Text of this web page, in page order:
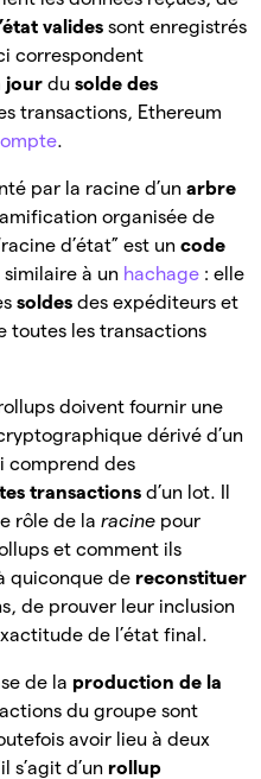
valides sont enregistrés
correspondent
jour du solde des
transactions, Ethereum
.
par la racine d’un arbre
organisée de
d’état” est un code
similaire à un hachage : elle
soldes des expéditeurs et
toutes les transactions
doivent fournir une
dérivé d’un
comprend des
transactions d’un lot. Il
rôle de la racine pour
et comment ils
quiconque de reconstituer
de prouver leur inclusion
de l’état final.
de la production de la
du groupe sont
avoir lieu à deux
s’agit d’un rollup